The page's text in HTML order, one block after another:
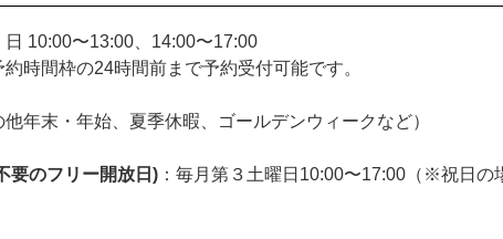
10:00〜13:00、14:00〜17:00
時間枠の24時間前まで予約受付可能です。
年末・年始、夏季休暇、ゴールデンウィークなど）
要のフリー開放日) ：毎月第３土曜日10:00〜17:00（※祝日の